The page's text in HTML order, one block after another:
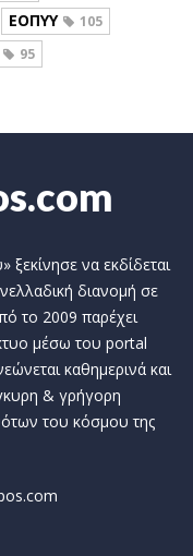
ΕΟΠΥΥ 105
95
να εκδίδεται
διανομή σε
το 2009 παρέχει
μέσω του portal
καθημερινά και
& γρήγορη
του κόσμου της